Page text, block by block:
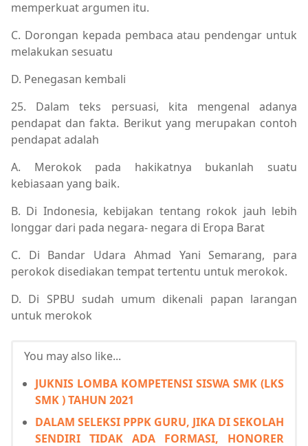
memperkuat argumen itu.
C. Dorongan kepada pembaca atau pendengar untuk
melakukan sesuatu
D. Penegasan kembali
25. Dalam teks persuasi, kita mengenal adanya
pendapat dan fakta. Berikut yang merupakan contoh
pendapat adalah
A. Merokok pada hakikatnya bukanlah suatu
kebiasaan yang baik.
B. Di Indonesia, kebijakan tentang rokok jauh lebih
longgar dari pada negara- negara di Eropa Barat
C. Di Bandar Udara Ahmad Yani Semarang, para
perokok disediakan tempat tertentu untuk merokok.
D. Di SPBU sudah umum dikenali papan larangan
untuk merokok
You may also like...
JUKNIS LOMBA KOMPETENSI SISWA SMK (LKS
SMK ) TAHUN 2021
DALAM SELEKSI PPPK GURU, JIKA DI SEKOLAH
SENDIRI TIDAK ADA FORMASI, HONORER